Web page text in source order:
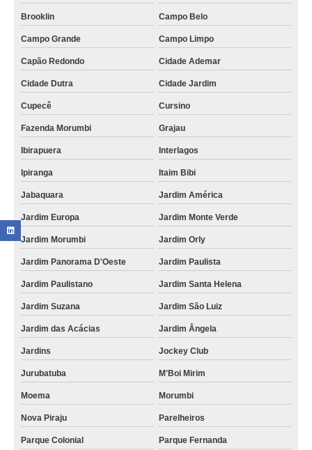
Brooklin Campo Belo
Campo Grande Campo Limpo
Capão Redondo Cidade Ademar
Cidade Dutra Cidade Jardim
Cupecê Cursino
Fazenda Morumbi Grajau
Ibirapuera Interlagos
Ipiranga Itaim Bibi
Jabaquara Jardim América
Jardim Europa Jardim Monte Verde
Jardim Morumbi Jardim Orly
Jardim Panorama D'Oeste Jardim Paulista
Jardim Paulistano Jardim Santa Helena
Jardim Suzana Jardim São Luiz
Jardim das Acácias Jardim Ângela
Jardins Jockey Club
Jurubatuba M'Boi Mirim
Moema Morumbi
Nova Piraju Parelheiros
Parque Colonial Parque Fernanda